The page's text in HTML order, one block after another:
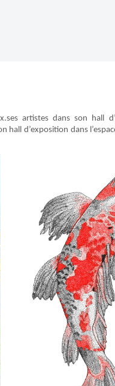
artistes dans son hall
hall d’exposition dans